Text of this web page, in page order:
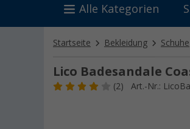
Alle Kategorien
Startseite Bekleidung Schuhe
Lico Badesandale
(2) Art.-Nr.: